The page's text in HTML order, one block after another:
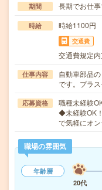
期間 長期でお仕
時給 時給1100円
交通費
交通費規定
仕事内容
自動車部品
です。プラ
応募資格
職種未経験
◆未経験OK
で気軽にオ
職場の雰囲気
年齢層
20代